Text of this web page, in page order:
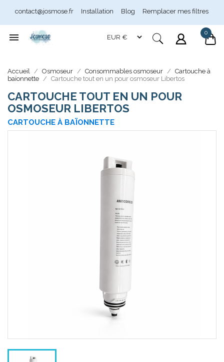
contact@josmose.fr Installation Blog Remplacer mes filtres
 0
Accueil Osmoseur Consommables osmoseur
Cartouche à
baïonnette
Cartouche tout en un pour osmoseur Libertos
CARTOUCHE TOUT EN UN POUR
OSMOSEUR LIBERTOS
CARTOUCHE À BAÏONNETTE